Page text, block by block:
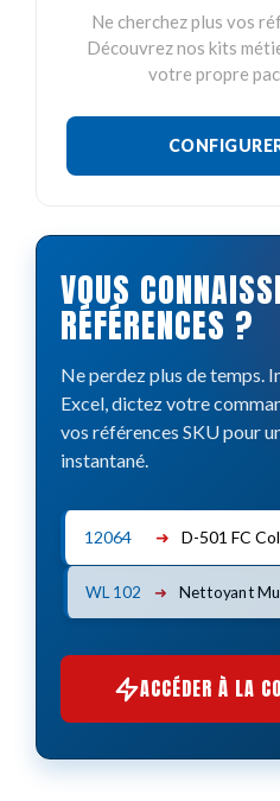
Ne cherchez plus vos
Découvrez nos kits
votre propre
VOUS
RÉFÉRENCES ?
Ne perdez plus de temps.
Excel, dictez votre
vos références SKU pour
instantané.
12064 ➜ D-501 FC
WL 102 ➜ Nettoyant
ACCÉDER À LA